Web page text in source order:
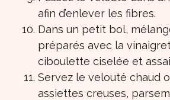
afin d’enlever les fibres.
Dans un petit bol,
préparés avec la
ciboulette ciselée et
Servez le velouté chaud
assiettes creuses,